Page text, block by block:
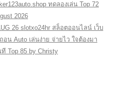
ทดลองเล่น Top 72
2026
26 slotxo24hr สล็อตออนไลน์ เว็บ
น Auto เล่นง่าย จ่ายไว ใจต้องมา
Top 85 by Christy